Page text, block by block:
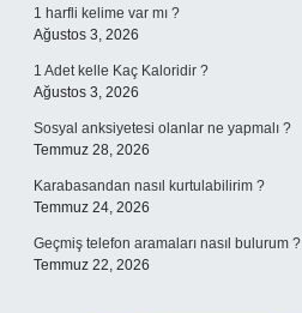
1 harfli kelime var mı ?
Ağustos 3, 2026
1 Adet kelle Kaç Kaloridir ?
Ağustos 3, 2026
Sosyal anksiyetesi olanlar ne yapmalı ?
Temmuz 28, 2026
Karabasandan nasıl kurtulabilirim ?
Temmuz 24, 2026
Geçmiş telefon aramaları nasıl bulurum ?
Temmuz 22, 2026